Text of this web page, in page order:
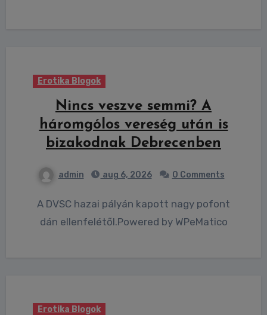
Erotika Blogok
Nincs veszve semmi? A
háromgólos vereség után is
bizakodnak Debrecenben
admin aug 6, 2026 0 Comments
A DVSC hazai pályán kapott nagy pofont
dán ellenfelétől.Powered by WPeMatico
Erotika Blogok